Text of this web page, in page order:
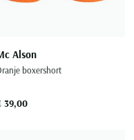
Alson
boxershort
39,00